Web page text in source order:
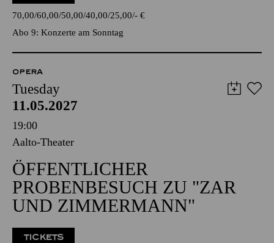
70,00 60,00 50,00 40,00 25,00 - €
Abo 9: Konzerte am Sonntag
OPERA
Tuesday
11.05.2027
19:00
Aalto-Theater
ÖFFENTLICHER
PROBENBESUCH ZU "ZAR
UND ZIMMERMANN"
TICKETS